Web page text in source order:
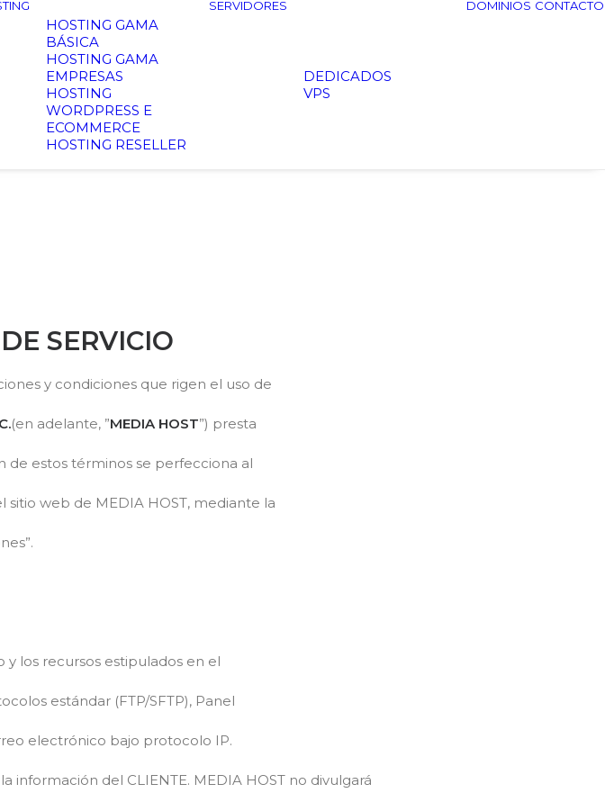
HOSTING GAMA
BÁSICA
HOSTING GAMA
EMPRESAS
HOSTING
WORDPRESS E
ECOMMERCE
HOSTING RESELLER
SERVIDORES
DEDICADOS
VPS
DOMINIOS CONTACTO
SERVICIO
y condiciones que rigen el uso de
(en adelante, ”MEDIA HOST”) presta
de estos términos se perfecciona al
web de MEDIA HOST, mediante la
y los recursos estipulados en el
estándar (FTP/SFTP), Panel
electrónico bajo protocolo IP.
información del CLIENTE. MEDIA HOST no divulgará